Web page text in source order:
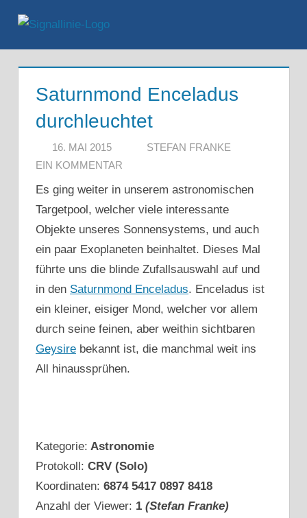
Inhalt
springen
Saturnmond Enceladus
durchleuchtet
16. MAI 2015
STEFAN FRANKE
EIN KOMMENTAR
Es ging weiter in unserem astronomischen
Targetpool, welcher viele interessante
Objekte unseres Sonnensystems, und auch
ein paar Exoplaneten beinhaltet. Dieses Mal
führte uns die blinde Zufallsauswahl auf und
in den Saturnmond Enceladus. Enceladus ist
ein kleiner, eisiger Mond, welcher vor allem
durch seine feinen, aber weithin sichtbaren
Geysire bekannt ist, die manchmal weit ins
All hinaussprühen.
Kategorie: Astronomie
Protokoll: CRV (Solo)
Koordinaten: 6874 5417 0897 8418
Anzahl der Viewer: 1 (Stefan Franke)